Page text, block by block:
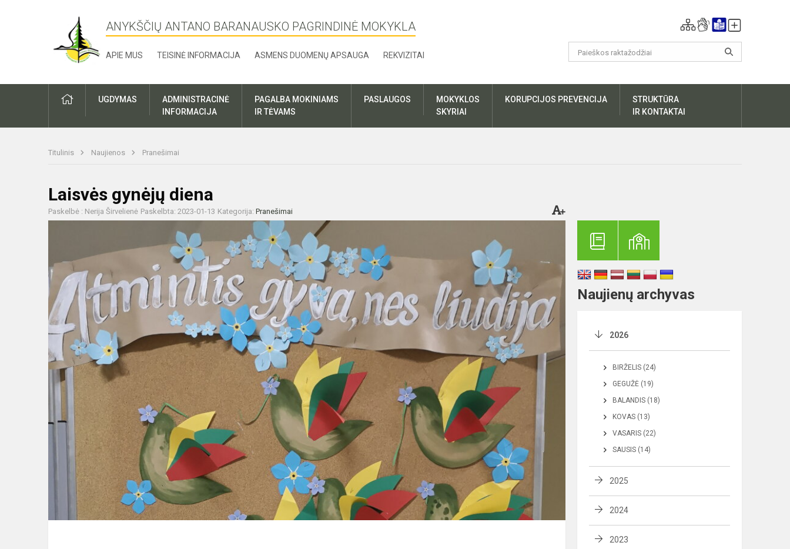
ANYKŠČIŲ ANTANO BARANAUSKO PAGRINDINĖ MOKYKLA
APIE MUS TEISINĖ INFORMACIJA ASMENS DUOMENŲ APSAUGA REKVIZITAI
UGDYMAS
ADMINISTRACINĖ
INFORMACIJA
PAGALBA MOKINIAMS
IR TĖVAMS
PASLAUGOS
MOKYKLOS
SKYRIAI
KORUPCIJOS PREVENCIJA
STRUKTŪRA
IR KONTAKTAI
Titulinis Naujienos Pranešimai
Laisvės gynėjų diena
Paskelbė : Nerija Širvelienė Paskelbta: 2023-01-13 Kategorija: Pranešimai
Naujienų archyvas
2026
BIRŽELIS (24)
GEGUŽĖ (19)
BALANDIS (18)
KOVAS (13)
VASARIS (22)
SAUSIS (14)
2025
2024
2023